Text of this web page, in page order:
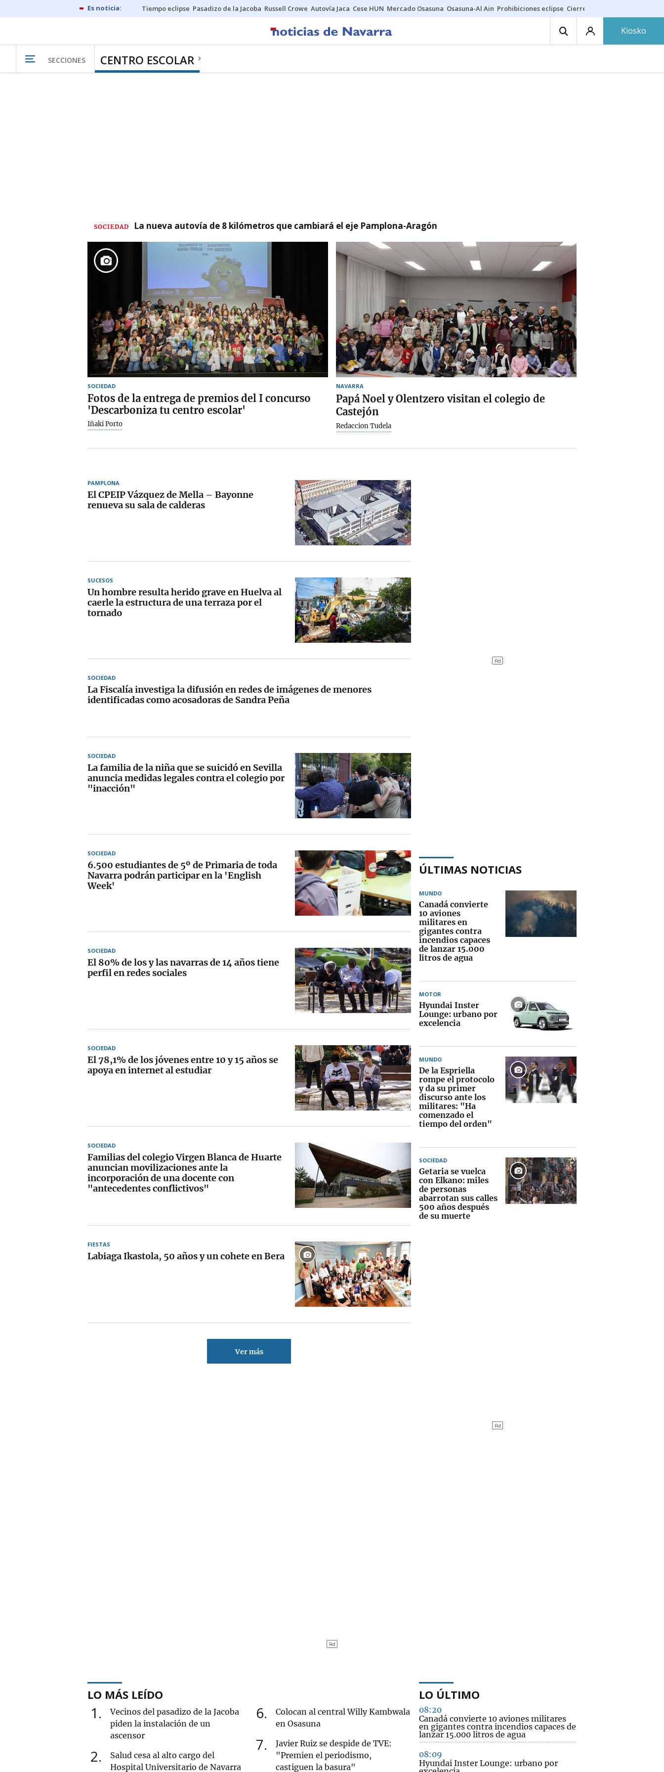
Tiempo eclipse Pasadizo de la Jacoba Russell Crowe Autovía Jaca Cese HUN Mercado Osasuna Osasuna-Al Ain Prohibiciones eclipse Cierre cosmética
Kiosko
SECCIONES CENTRO ESCOLAR
SOCIEDAD La nueva autovía de 8 kilómetros que cambiará el eje Pamplona-Aragón
SOCIEDAD
Fotos de la entrega de premios del I concurso
'Descarboniza tu centro escolar'
Iñaki Porto
NAVARRA
Papá Noel y Olentzero visitan el colegio de
Castejón
Redaccion Tudela
PAMPLONA
El CPEIP Vázquez de Mella – Bayonne
renueva su sala de calderas
SUCESOS
Un hombre resulta herido grave en Huelva al
caerle la estructura de una terraza por el
tornado
SOCIEDAD
La Fiscalía investiga la difusión en redes de imágenes de menores
identificadas como acosadoras de Sandra Peña
SOCIEDAD
La familia de la niña que se suicidó en Sevilla
anuncia medidas legales contra el colegio por
"inacción"
SOCIEDAD
6.500 estudiantes de 5º de Primaria de toda
Navarra podrán participar en la 'English
Week'
SOCIEDAD
El 80% de los y las navarras de 14 años tiene
perfil en redes sociales
SOCIEDAD
El 78,1% de los jóvenes entre 10 y 15 años se
apoya en internet al estudiar
SOCIEDAD
Familias del colegio Virgen Blanca de Huarte
anuncian movilizaciones ante la
incorporación de una docente con
"antecedentes conflictivos"
FIESTAS
Labiaga Ikastola, 50 años y un cohete en Bera
Ver más
ÚLTIMAS NOTICIAS
MUNDO
Canadá convierte
10 aviones
militares en
gigantes contra
incendios capaces
de lanzar 15.000
litros de agua
MOTOR
Hyundai Inster
Lounge: urbano por
excelencia
MUNDO
De la Espriella
rompe el protocolo
y da su primer
discurso ante los
militares: "Ha
comenzado el
tiempo del orden"
SOCIEDAD
Getaria se vuelca
con Elkano: miles
de personas
abarrotan sus calles
500 años después
de su muerte
LO MÁS LEÍDO
1
Vecinos del pasadizo de la Jacoba
piden la instalación de un
ascensor
2
Salud cesa al alto cargo del
Hospital Universitario de Navarra
6
Colocan al central Willy Kambwala
en Osasuna
7
Javier Ruiz se despide de TVE:
"Premien el periodismo,
castiguen la basura"
LO ÚLTIMO
08:20
Canadá convierte 10 aviones militares
en gigantes contra incendios capaces de
lanzar 15.000 litros de agua
08:09
Hyundai Inster Lounge: urbano por